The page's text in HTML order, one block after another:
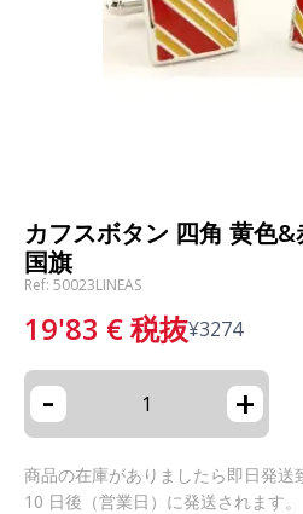
カフスボタン 四角 黄色
国旗
Ref: 50023LINEAS
19'83 €税抜¥3274
- +
商品の在庫がありましたら即日発送
10 日後（営業日）に発送されます。